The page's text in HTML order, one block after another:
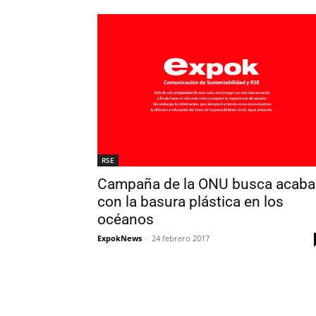
RSE
Campaña de la ONU busca
con la basura plástica en los
océanos
ExpokNews - 24 febrero 2017